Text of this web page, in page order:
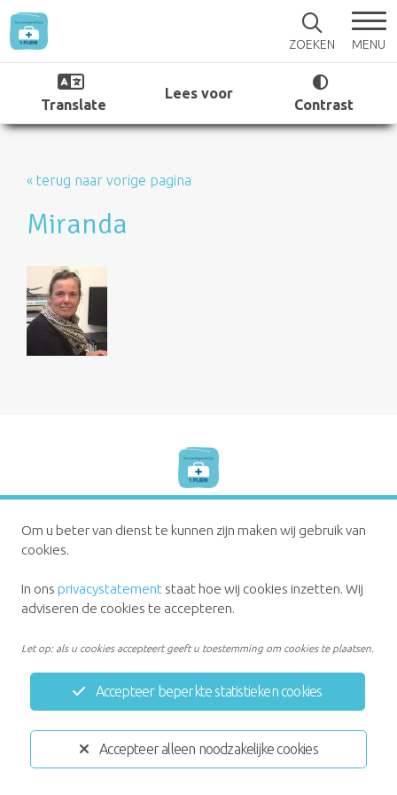
ZOEKEN MENU
Translate
Lees voor
Contrast
« terug naar vorige pagina
Miranda
Accepteer alleen noodzakelijke cookies
Accepteer beperkte statistieken cookies
Om u beter van dienst te kunnen zijn maken wij gebruik van
cookies.
In ons privacystatement staat hoe wij cookies inzetten. Wij
adviseren de cookies te accepteren.
Let op: als u cookies accepteert geeft u toestemming om cookies te plaatsen.